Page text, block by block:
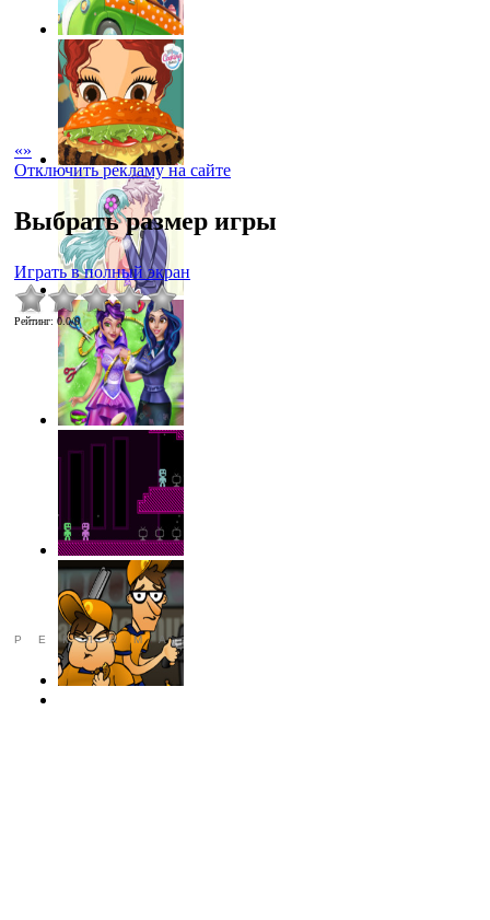
«»
Отключить рекламу на сайте
Выбрать размер игры
Играть в полный экран
Рейтинг: 0.0/0
РЕКЛАМА